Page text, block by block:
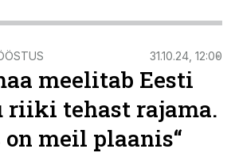
31.10.24, 12:00
meelitab Eesti
riiki tehast rajama.
on meil plaanis“